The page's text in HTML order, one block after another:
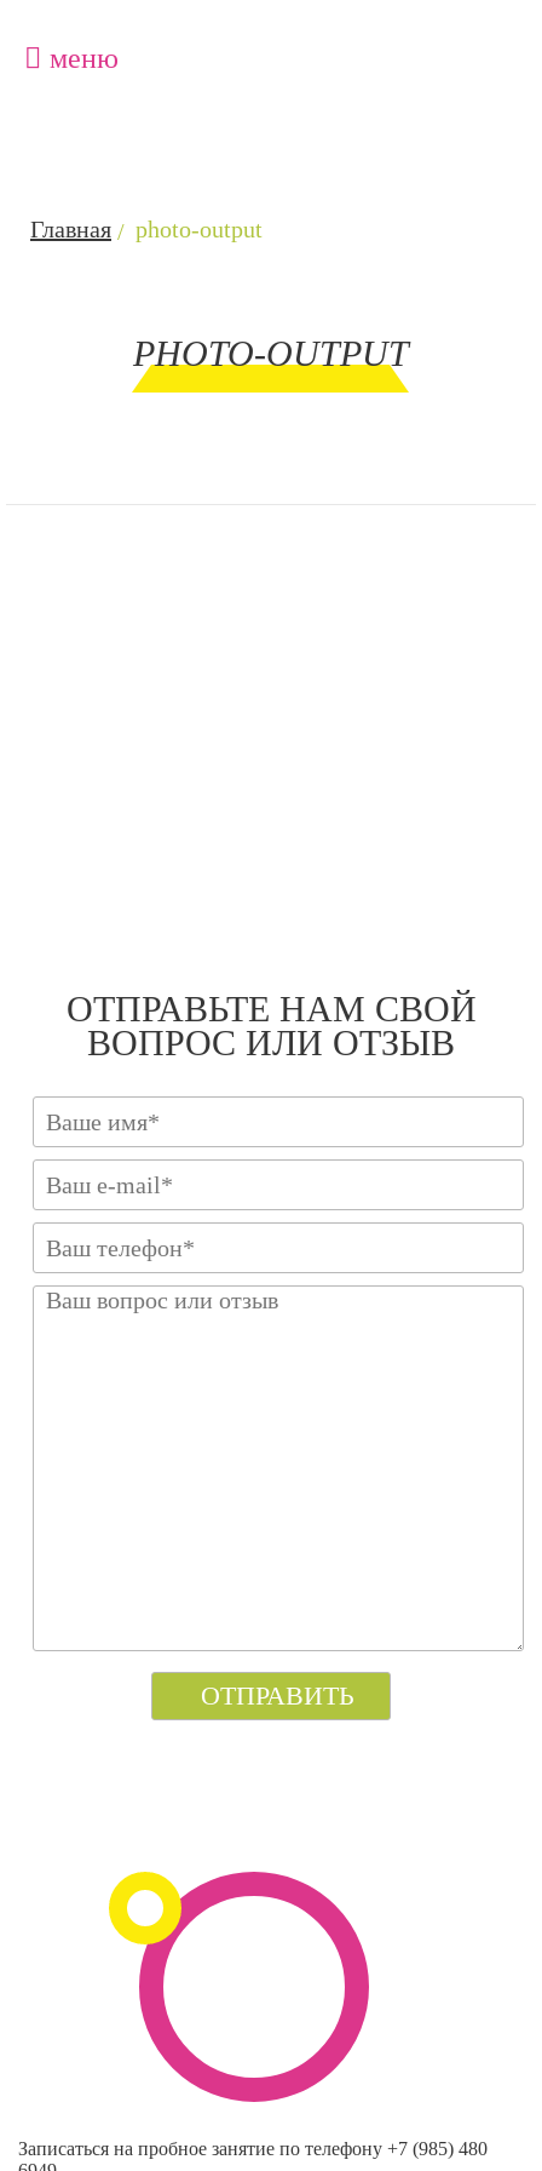
меню
Главная photo-output
PHOTO-OUTPUT
ОТПРАВЬТЕ НАМ СВОЙ
ВОПРОС ИЛИ ОТЗЫВ
Записаться на пробное занятие по телефону +7 (985) 480